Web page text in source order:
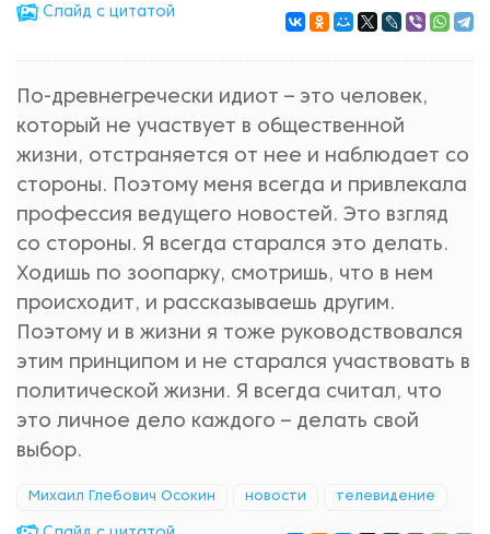
Cлайд с цитатой
По-древнегречески идиот – это человек,
который не участвует в общественной
жизни, отстраняется от нее и наблюдает со
стороны. Поэтому меня всегда и привлекала
профессия ведущего новостей. Это взгляд
со стороны. Я всегда старался это делать.
Ходишь по зоопарку, смотришь, что в нем
происходит, и рассказываешь другим.
Поэтому и в жизни я тоже руководствовался
этим принципом и не старался участвовать в
политической жизни. Я всегда считал, что
это личное дело каждого – делать свой
выбор.
Михаил Глебович Осокин новости телевидение